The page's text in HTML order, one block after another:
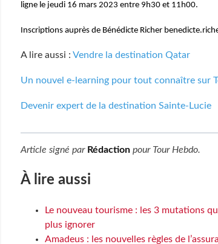
ligne le jeudi 16 mars 2023 entre 9h30 et 11h00.
Inscriptions auprès de Bénédicte Richer
A lire aussi : Vendre la destination Qatar
Un nouvel e-learning pour tout connaître sur
Devenir expert de la destination Sainte-Lucie
Article signé par Rédactionpour Tour Hebdo.
À lire aussi
Le nouveau tourisme : les 3 mutations
plus ignorer
Amadeus : les nouvelles règles de